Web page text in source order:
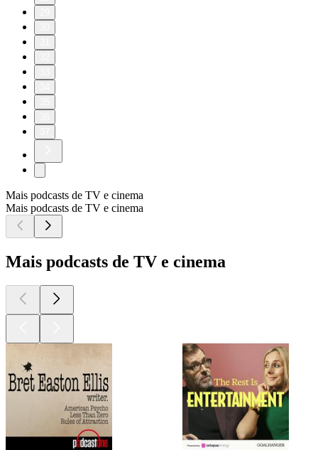
Mais podcasts de TV e cinema
Mais podcasts de TV e cinema
Mais podcasts de TV e cinema